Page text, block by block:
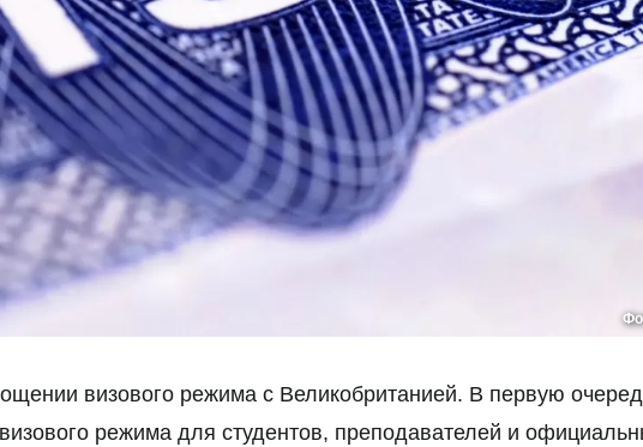
визового режима с Великобританией. В первую
режима для студентов, преподавателей и